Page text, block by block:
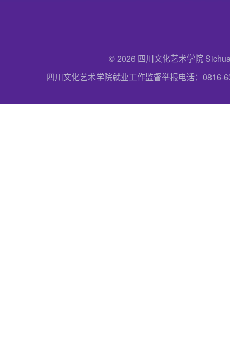
© 2026 四川文化艺术学院
四川文化艺术学院就业工作监督举报电话：